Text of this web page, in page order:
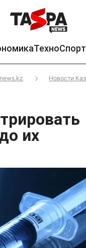
ТехноСпорт
Новости
их